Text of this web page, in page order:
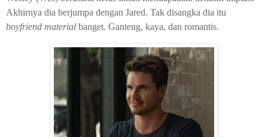
Akhirnya dia berjumpa dengan Jared. Tak disangka dia itu
boyfriend material banget. Ganteng, kaya, dan romantis.